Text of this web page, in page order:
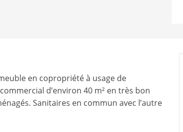
en copropriété à usage de
d’environ 40 m² en très bon
Sanitaires en commun avec l’autre